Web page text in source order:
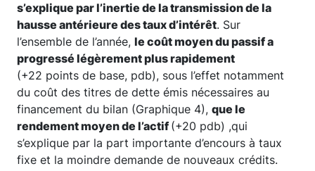
s’explique par l’inertie de la transmission de la
hausse antérieure des taux d’intérêt. Sur
l’ensemble de l’année, le coût moyen du passif a
progressé légèrement plus rapidement
(+22 points de base, pdb), sous l’effet notamment
du coût des titres de dette émis nécessaires au
financement du bilan (Graphique 4), que le
rendement moyen de l’actif(+20 pdb) ,qui
s’explique par la part importante d’encours à taux
fixe et la moindre demande de nouveaux crédits.